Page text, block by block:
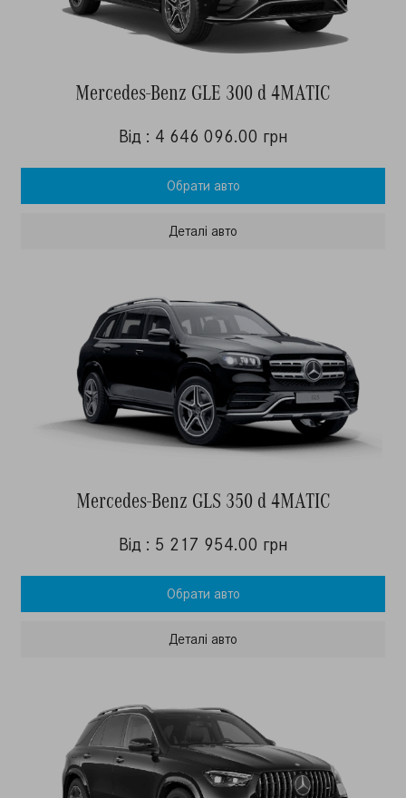
Mercedes-Benz GLE 300 d 4MATIC
Від : 4 646 096.00 грн
Обрати авто
Деталi авто
Mercedes-Benz GLS 350 d 4MATIC
Від : 5 217 954.00 грн
Обрати авто
Деталi авто